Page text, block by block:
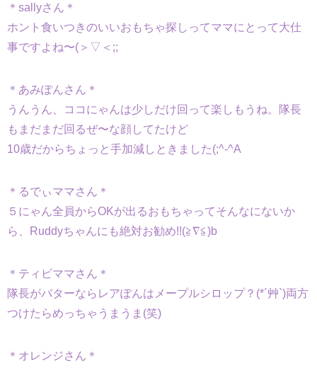
＊sallyさん＊
ホント食いつきのいいおもちゃ探しってママにとって大仕
事ですよね〜(＞▽＜;;
＊あみぽんさん＊
うんうん、ココにゃんは少しだけ回って楽しもうね。隊長
もまだまだ回るぜ〜な顔してたけど
10歳だからちょっと手加減しときました(;^-^A
＊るでぃママさん＊
５にゃん全員からOKが出るおもちゃってそんなにないか
ら、Ruddyちゃんにも絶対お勧め!!(≧∇≦)b
＊ティビママさん＊
隊長がバターならレアぽんはメープルシロップ？(*´艸`)両方
つけたらめっちゃうまうま(笑)
＊オレンジさん＊